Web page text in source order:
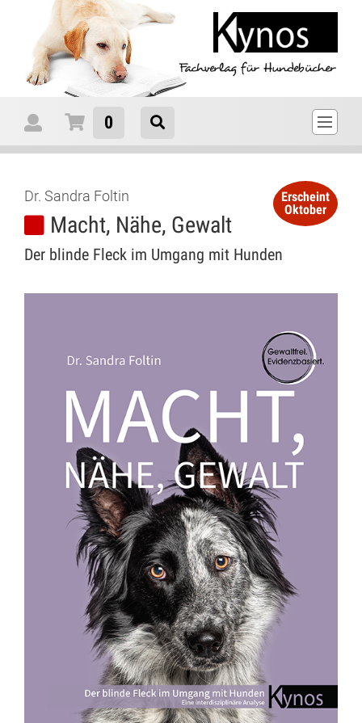
Erscheint
Oktober
Dr. Sandra Foltin
Macht, Nähe, Gewalt
Der blinde Fleck im Umgang mit Hunden
0